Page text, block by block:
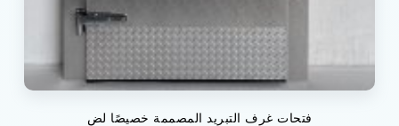
فتحات غرف التبريد المصممة خصيصًا لض